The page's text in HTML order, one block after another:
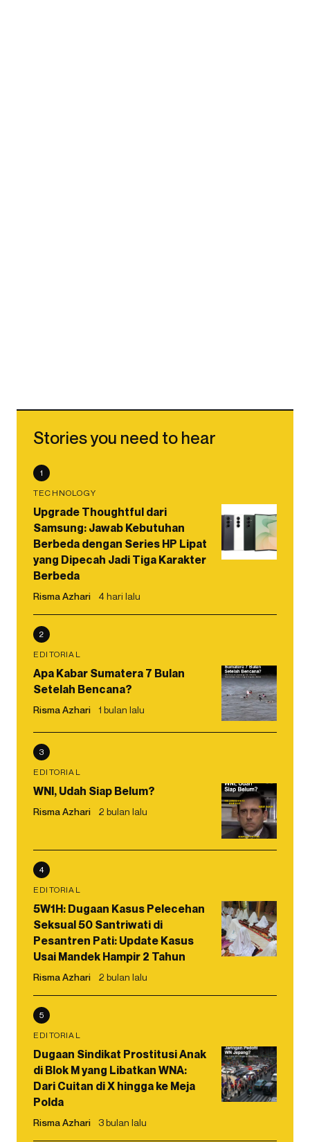
Stories you need to hear
1
TECHNOLOGY
Upgrade Thoughtful dari
Samsung: Jawab Kebutuhan
Berbeda dengan Series HP Lipat
yang Dipecah Jadi Tiga Karakter
Berbeda
Risma Azhari 4 hari lalu
2
EDITORIAL
Apa Kabar Sumatera 7 Bulan
Setelah Bencana?
Risma Azhari 1 bulan lalu
3
EDITORIAL
WNI, Udah Siap Belum?
Risma Azhari 2 bulan lalu
4
EDITORIAL
5W1H: Dugaan Kasus Pelecehan
Seksual 50 Santriwati di
Pesantren Pati: Update Kasus
Usai Mandek Hampir 2 Tahun
Risma Azhari 2 bulan lalu
5
EDITORIAL
Dugaan Sindikat Prostitusi Anak
di Blok M yang Libatkan WNA:
Dari Cuitan di X hingga ke Meja
Polda
Risma Azhari 3 bulan lalu